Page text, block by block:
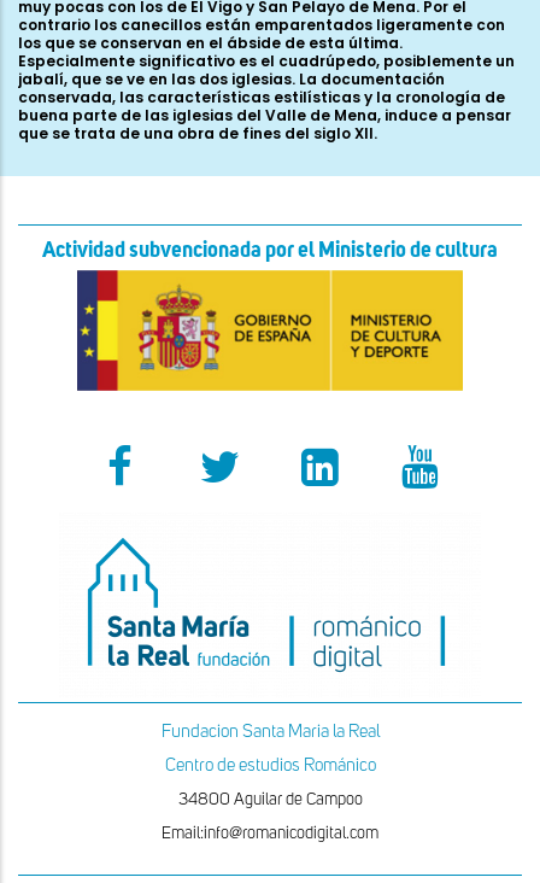
muy pocas con los de El Vigo y San Pelayo de Mena. Por el
contrario los canecillos están emparentados ligeramente con
los que se conservan en el ábside de esta última.
Especialmente significativo es el cuadrúpedo, posiblemente un
jabalí, que se ve en las dos iglesias. La documentación
conservada, las características estilísticas y la cronología de
buena parte de las iglesias del Valle de Mena, induce a pensar
que se trata de una obra de fines del siglo XII.
Actividad subvencionada por el Ministerio de cultura
Fundacion Santa Maria la Real
Centro de estudios Románico
34800 Aguilar de Campoo
Email:info@romanicodigital.com